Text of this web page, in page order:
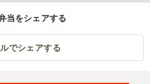
当をシェアする
でシェアする